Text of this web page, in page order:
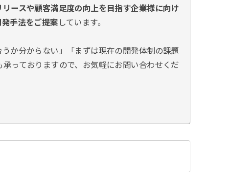
ースや顧客満足度の向上を目指す企業様に向け
手法をご提案 しています。
か分からない」「まずは現在の開発体制の課題
っておりますので、お気軽にお問い合わせくだ